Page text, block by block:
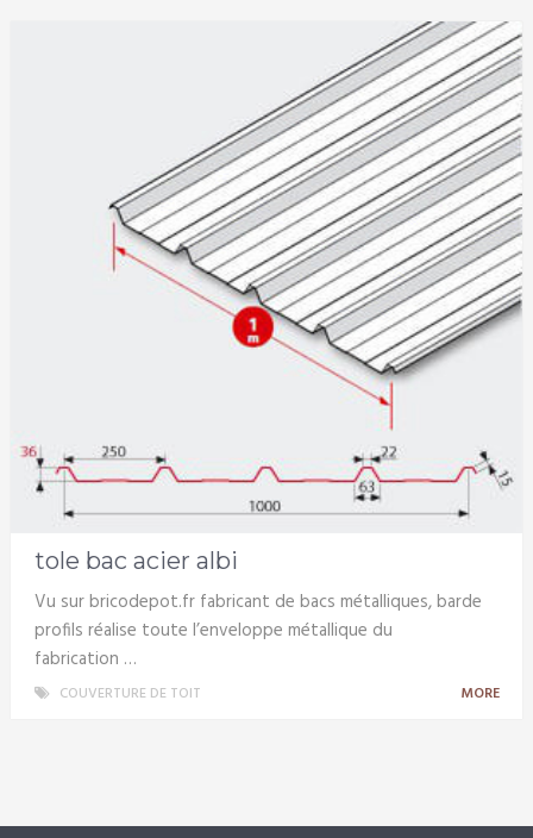
tole bac acier albi
Vu sur bricodepot.fr fabricant de bacs métalliques, barde
profils réalise toute l’enveloppe métallique du
fabrication …
COUVERTURE DE TOIT MORE